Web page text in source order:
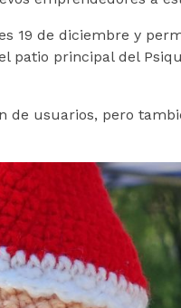
19 de diciembre y
patio principal del
de usuarios, pero